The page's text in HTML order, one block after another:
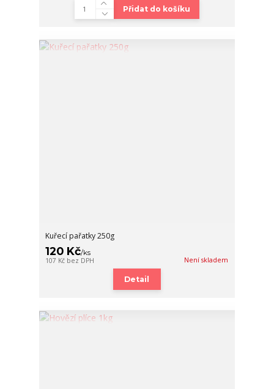
Přidat do košíku
Kuřecí pařatky 250g
120 Kč/ks
107 Kč bez DPH Není skladem
Detail